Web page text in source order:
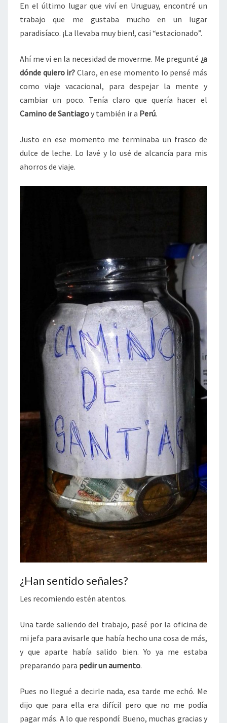
En el último lugar que viví en Uruguay, encontré un
trabajo que me gustaba mucho en un lugar
paradisíaco. ¡La llevaba muy bien!, casi “estacionado”.
Ahí me vi en la necesidad de moverme. Me pregunté ¿a
dónde quiero ir? Claro, en ese momento lo pensé más
como viaje vacacional, para despejar la mente y
cambiar un poco. Tenía claro que quería hacer el
Camino de Santiagoy también ir a Perú.
Justo en ese momento me terminaba un frasco de
dulce de leche. Lo lavé y lo usé de alcancía para mis
ahorros de viaje.
¿Han sentido señales?
Les recomiendo estén atentos.
Una tarde saliendo del trabajo, pasé por la oficina de
mi jefa para avisarle que había hecho una cosa de más,
y que aparte había salido bien. Yo ya me estaba
preparando para pedir un aumento.
Pues no llegué a decirle nada, esa tarde me echó. Me
dijo que para ella era difícil pero que no me podía
pagar más. A lo que respondí: Bueno, muchas gracias y